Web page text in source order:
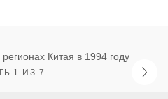
Китая в 1994 году
1 ИЗ 7